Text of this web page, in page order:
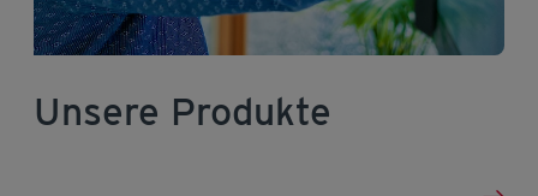
Unsere Produkte